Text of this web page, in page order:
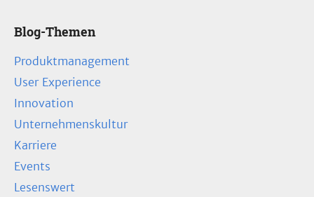
Blog-Themen
Produktmanagement
User Experience
Innovation
Unternehmenskultur
Karriere
Events
Lesenswert